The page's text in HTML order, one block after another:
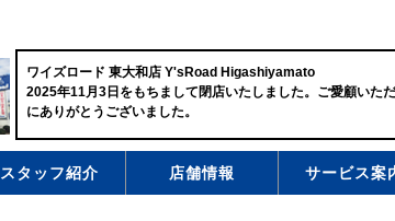
ワイズロード 東大和店 Y'sRoad Higashiyamato
2025年11月3日をもちまして閉店いたしました。ご愛顧いた
にありがとうございました。
スタッフ紹介 店舗情報 サービス案